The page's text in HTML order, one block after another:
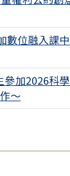
數位融入課
參加2026科
～